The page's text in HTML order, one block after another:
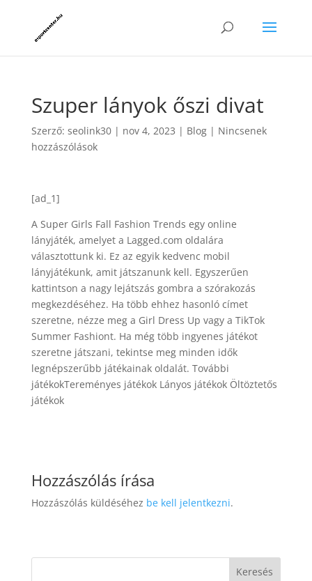
Szuper lányok őszi divat
Szerző: seolink30| nov 4, 2023 | Blog| Nincsenek
hozzászólások
[ad_1]
A Super Girls Fall Fashion Trends egy online
lányjáték, amelyet a Lagged.com oldalára
választottunk ki. Ez az egyik kedvenc mobil
lányjátékunk, amit játszanunk kell. Egyszerűen
kattintson a nagy lejátszás gombra a szórakozás
megkezdéséhez. Ha több ehhez hasonló címet
szeretne, nézze meg a Girl Dress Up vagy a TikTok
Summer Fashiont. Ha még több ingyenes játékot
szeretne játszani, tekintse meg minden idők
legnépszerűbb játékainak oldalát. További
játékokTereményes játékok Lányos játékok Öltöztetős
játékok
Hozzászólás írása
Hozzászólás küldéséhez be kell jelentkezni.
Keresés